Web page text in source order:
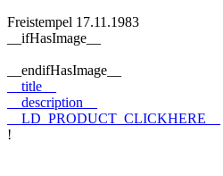
Freistempel 17.11.1983
__ifHasImage__
__endifHasImage__
__title__
__description__
__LD_PRODUCT_CLICKHERE__
!